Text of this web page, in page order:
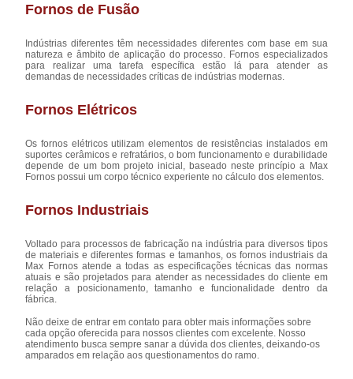
Fornos de Fusão
Indústrias diferentes têm necessidades diferentes com base em sua
natureza e âmbito de aplicação do processo. Fornos especializados
para realizar uma tarefa específica estão lá para atender as
demandas de necessidades críticas de indústrias modernas.
Fornos Elétricos
Os fornos elétricos utilizam elementos de resistências instalados em
suportes cerâmicos e refratários, o bom funcionamento e durabilidade
depende de um bom projeto inicial, baseado neste princípio a Max
Fornos possui um corpo técnico experiente no cálculo dos elementos.
Fornos Industriais
Voltado para processos de fabricação na indústria para diversos tipos
de materiais e diferentes formas e tamanhos, os fornos industriais da
Max Fornos atende a todas as especificações técnicas das normas
atuais e são projetados para atender as necessidades do cliente em
relação a posicionamento, tamanho e funcionalidade dentro da
fábrica.
Não deixe de entrar em contato para obter mais informações sobre
cada opção oferecida para nossos clientes com excelente. Nosso
atendimento busca sempre sanar a dúvida dos clientes, deixando-os
amparados em relação aos questionamentos do ramo.